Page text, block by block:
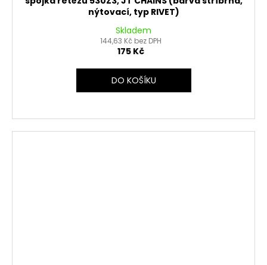
nýtovací, typ RIVET)
Skladem
144,63 Kč bez DPH
175 Kč
DO KOŠÍKU